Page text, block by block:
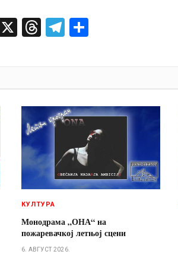
X ThreadsTelegram
КУЛТУРА
Монодрама „ОНА“ на
пожаревачкој летњој сцени
6. АВГУСТ 2026.